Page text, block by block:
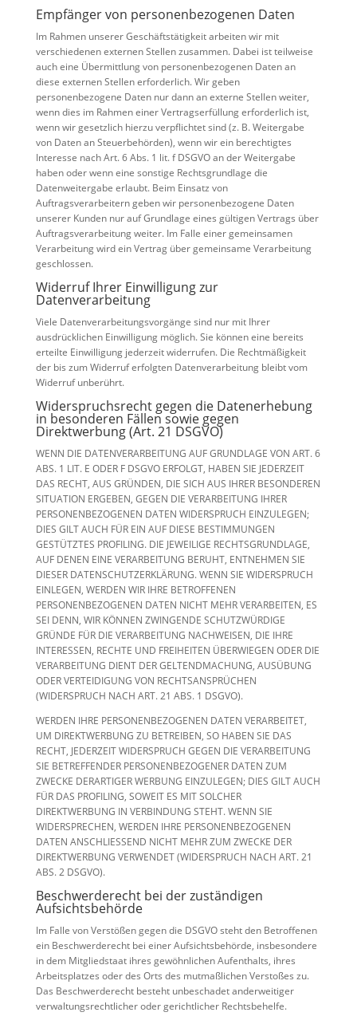
Empfänger von personenbezogenen Daten
Im Rahmen unserer Geschäftstätigkeit arbeiten wir mit
verschiedenen externen Stellen zusammen. Dabei ist teilweise
auch eine Übermittlung von personenbezogenen Daten an
diese externen Stellen erforderlich. Wir geben
personenbezogene Daten nur dann an externe Stellen weiter,
wenn dies im Rahmen einer Vertragserfüllung erforderlich ist,
wenn wir gesetzlich hierzu verpflichtet sind (z. B. Weitergabe
von Daten an Steuerbehörden), wenn wir ein berechtigtes
Interesse nach Art. 6 Abs. 1 lit. f DSGVO an der Weitergabe
haben oder wenn eine sonstige Rechtsgrundlage die
Datenweitergabe erlaubt. Beim Einsatz von
Auftragsverarbeitern geben wir personenbezogene Daten
unserer Kunden nur auf Grundlage eines gültigen Vertrags über
Auftragsverarbeitung weiter. Im Falle einer gemeinsamen
Verarbeitung wird ein Vertrag über gemeinsame Verarbeitung
geschlossen.
Widerruf Ihrer Einwilligung zur
Datenverarbeitung
Viele Datenverarbeitungsvorgänge sind nur mit Ihrer
ausdrücklichen Einwilligung möglich. Sie können eine bereits
erteilte Einwilligung jederzeit widerrufen. Die Rechtmäßigkeit
der bis zum Widerruf erfolgten Datenverarbeitung bleibt vom
Widerruf unberührt.
Widerspruchsrecht gegen die Datenerhebung
in besonderen Fällen sowie gegen
Direktwerbung (Art. 21 DSGVO)
WENN DIE DATENVERARBEITUNG AUF GRUNDLAGE VON ART. 6
ABS. 1 LIT. E ODER F DSGVO ERFOLGT, HABEN SIE JEDERZEIT
DAS RECHT, AUS GRÜNDEN, DIE SICH AUS IHRER BESONDEREN
SITUATION ERGEBEN, GEGEN DIE VERARBEITUNG IHRER
PERSONENBEZOGENEN DATEN WIDERSPRUCH EINZULEGEN;
DIES GILT AUCH FÜR EIN AUF DIESE BESTIMMUNGEN
GESTÜTZTES PROFILING. DIE JEWEILIGE RECHTSGRUNDLAGE,
AUF DENEN EINE VERARBEITUNG BERUHT, ENTNEHMEN SIE
DIESER DATENSCHUTZERKLÄRUNG. WENN SIE WIDERSPRUCH
EINLEGEN, WERDEN WIR IHRE BETROFFENEN
PERSONENBEZOGENEN DATEN NICHT MEHR VERARBEITEN, ES
SEI DENN, WIR KÖNNEN ZWINGENDE SCHUTZWÜRDIGE
GRÜNDE FÜR DIE VERARBEITUNG NACHWEISEN, DIE IHRE
INTERESSEN, RECHTE UND FREIHEITEN ÜBERWIEGEN ODER DIE
VERARBEITUNG DIENT DER GELTENDMACHUNG, AUSÜBUNG
ODER VERTEIDIGUNG VON RECHTSANSPRÜCHEN
(WIDERSPRUCH NACH ART. 21 ABS. 1 DSGVO).
WERDEN IHRE PERSONENBEZOGENEN DATEN VERARBEITET,
UM DIREKTWERBUNG ZU BETREIBEN, SO HABEN SIE DAS
RECHT, JEDERZEIT WIDERSPRUCH GEGEN DIE VERARBEITUNG
SIE BETREFFENDER PERSONENBEZOGENER DATEN ZUM
ZWECKE DERARTIGER WERBUNG EINZULEGEN; DIES GILT AUCH
FÜR DAS PROFILING, SOWEIT ES MIT SOLCHER
DIREKTWERBUNG IN VERBINDUNG STEHT. WENN SIE
WIDERSPRECHEN, WERDEN IHRE PERSONENBEZOGENEN
DATEN ANSCHLIESSEND NICHT MEHR ZUM ZWECKE DER
DIREKTWERBUNG VERWENDET (WIDERSPRUCH NACH ART. 21
ABS. 2 DSGVO).
Beschwerde­recht bei der zuständigen
Aufsichts­behörde
Im Falle von Verstößen gegen die DSGVO steht den Betroffenen
ein Beschwerderecht bei einer Aufsichtsbehörde, insbesondere
in dem Mitgliedstaat ihres gewöhnlichen Aufenthalts, ihres
Arbeitsplatzes oder des Orts des mutmaßlichen Verstoßes zu.
Das Beschwerderecht besteht unbeschadet anderweitiger
verwaltungsrechtlicher oder gerichtlicher Rechtsbehelfe.